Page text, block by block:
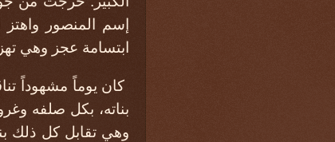
إسم المنصور
ابتسامة عجز وهي
كان يوماً مشهوداً
بناته، بكل صلفه
وهي تقابل كل ذلك